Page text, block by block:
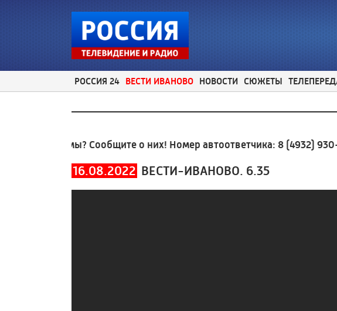
РОССИЯ 24 ВЕСТИ ИВАНОВО НОВОСТИ СЮЖЕТЫ
проблемы? Сообщите о них! Номер автоответчика:8 (4932) 930-
16.08.2022 ВЕСТИ-ИВАНОВО. 6.35